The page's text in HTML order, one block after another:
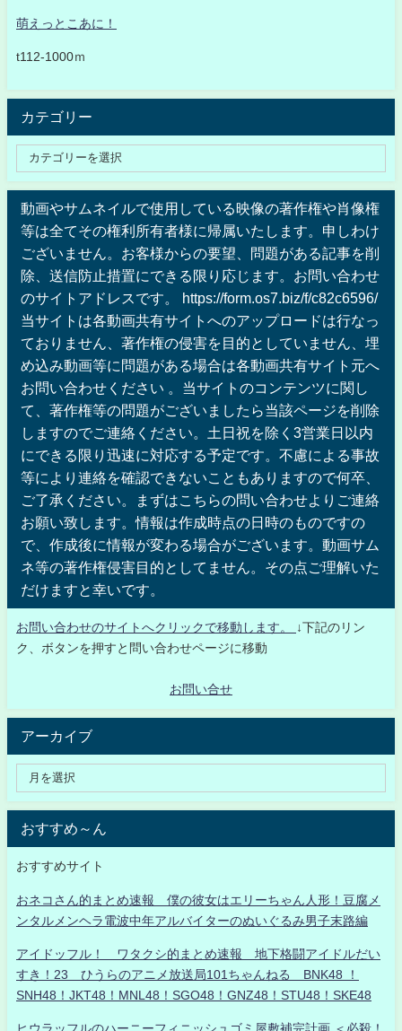
萌えっとこあに！
t112-1000ｍ
カテゴリー
動画やサムネイルで使用している映像の著作権や肖像権
等は全てその権利所有者様に帰属いたします。申しわけ
ございません。お客様からの要望、問題がある記事を削
除、送信防止措置にできる限り応じます。お問い合わせ
のサイトアドレスです。 https://form.os7.biz/f/c82c6596/
当サイトは各動画共有サイトへのアップロードは行なっ
ておりません、著作権の侵害を目的としていません、埋
め込み動画等に問題がある場合は各動画共有サイト元へ
お問い合わせください 。当サイトのコンテンツに関し
て、著作権等の問題がございましたら当該ページを削除
しますのでご連絡ください。土日祝を除く3営業日以内
にできる限り迅速に対応する予定です。不慮による事故
等により連絡を確認できないこともありますので何卒、
ご了承ください。まずはこちらの問い合わせよりご連絡
お願い致します。情報は作成時点の日時のものですの
で、作成後に情報が変わる場合がございます。動画サム
ネ等の著作権侵害目的としてません。その点ご理解いた
だけますと幸いです。
お問い合わせのサイトへクリックで移動します。
↓下記のリン
ク、ボタンを押すと問い合わせページに移動
お問い合せ
アーカイブ
おすすめ～ん
おすすめサイト
おネコさん的まとめ速報 僕の彼女はエリーちゃん人形！豆腐メ
ンタルメンヘラ電波中年アルバイターのぬいぐるみ男子末路編
アイドッフル！ ワタクシ的まとめ速報 地下格闘アイドルだい
すき！23 ひうらのアニメ放送局101ちゃんねる BNK48 ！
SNH48！JKT48！MNL48！SGO48！GNZ48！STU48！SKE48